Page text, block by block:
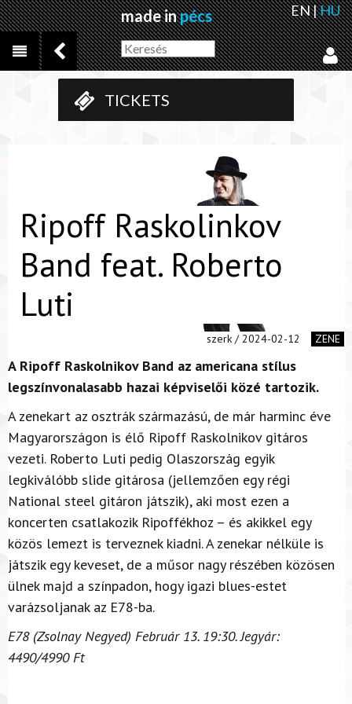
made inpécs EN|HU
TICKETS
Ripoff Raskolinkov
Band feat. Roberto
Luti
szerk / 2024-02-12 ZENE
A Ripoff Raskolnikov Band az americana stílus
legszínvonalasabb hazai képviselői közé tartozik.
A zenekart az osztrák származású, de már harminc éve
Magyarországon is élő Ripoff Raskolnikov gitáros
vezeti. Roberto Luti pedig Olaszország egyik
legkiválóbb slide gitárosa (jellemzően egy régi
National steel gitáron játszik), aki most ezen a
koncerten csatlakozik Ripoffékhoz – és akikkel egy
közös lemezt is terveznek kiadni. A zenekar nélküle is
játszik egy keveset, de a műsor nagy részében közösen
ülnek majd a színpadon, hogy igazi blues-estet
varázsoljanak az E78-ba.
E78 (Zsolnay Negyed) Február 13. 19:30. Jegyár:
4490/4990 Ft